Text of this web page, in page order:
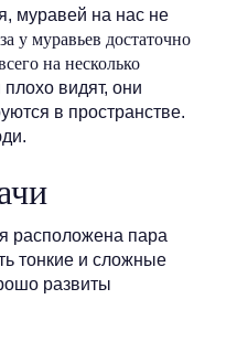
муравей на нас не
у муравьев достаточно
на несколько
видят, они
в пространстве.
расположена пара
тонкие и сложные
развиты